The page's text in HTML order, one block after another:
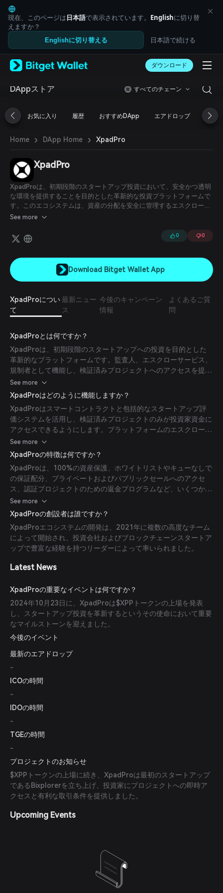
English
日本語
Tiếng Việt
Русский
Español (Latinoamérica)
Italiano
Deutsch
繁體中文
Português (Portugal)
ภาษาไทย
العربية
हिन्दी
Español
Português (Brasil)
Español (Argentina)
現在、このページは日本語で表示されています。 Englishに切り替
えますか？
Englishに切り替える 日本語で続ける
ダウンロード
DAppストア すべてのチェーン
お気に入り 履歴 おすすめDApp エアドロップ DeFi
Home › DApp Home › XpadPro
XpadPro
XpadProは、初期段階のスタートアップ投資において、安全かつ透明
な環境を提供することを目的とした革新的な投資プラットフォームで
す。このエコシステムは、資産の分配を安全に管理するエスクロープ
ロトコルを含むXpadプロトコルを通じて、リスクを軽減し、投資家
See more
0 0
Download Bitget Wallet App
XpadProについ
て
最新ニュー
ス
今後のキャンペーン
情報
よくあるご質
問
XpadProとは何ですか？
XpadProは、初期段階のスタートアップへの投資を目的とした
革新的なプラットフォームです。監査人、エスクローサービス、
規制者として機能し、検証済みプロジェクトへのアクセスを提供
し、より安全で透明性の高い投資を実現します。
See more
XpadProはどのように機能しますか？
XpadProはスマートコントラクトと包括的なスタートアップ評
価システムを活用し、検証済みプロジェクトのみが投資家資金に
アクセスできるようにします。プラットフォームのエスクローシ
ステムは、プロジェクトが重要な開発マイルストーンに到達する
まで資金をロックし、不正使用を防ぎ透明性を確保します。
See more
XpadProの特徴は何ですか？
XpadProは、100%の資産保護、ホワイトリストやキューなしで
の保証配分、プライベートおよびパブリックセールへのアクセ
ス、認証プロジェクトのための返金プログラムなど、いくつかの
独自の機能を提供し、投資リスクを低減します。
See more
XpadProの創設者は誰ですか？
XpadProエコシステムの開発は、2021年に複数の高度なチーム
によって開始され、投資会社およびブロックチェーンスタートア
ップで豊富な経験を持つリーダーによって率いられました。
Latest News
XpadProの重要なイベントは何ですか？
2024年10月23日に、XpadProは$XPPトークンの上場を発表
し、スタートアップ投資を革新するというその使命において重要
なマイルストーンを迎えました。
今後のイベント
最新のエアドロップ
-
ICOの時間
-
IDOの時間
-
TGEの時間
-
プロジェクトのお知らせ
$XPPトークンの上場に続き、XpadProは最初のスタートアップ
であるBixplorerを立ち上げ、投資家にプロジェクトへの即時ア
クセスと有利な取引条件を提供しました。
Upcoming Events